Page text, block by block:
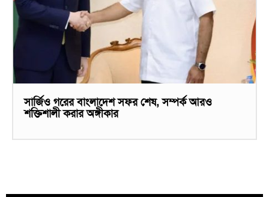
সার্জিও গরের বাংলাদেশ সফর শেষ, সম্পর্ক আরও
শক্তিশালী করার অঙ্গীকার